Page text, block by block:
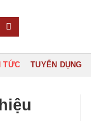
TỨC TUYỂN DỤNG